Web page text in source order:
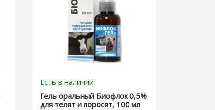
Есть в наличии
Гель оральный Биофлок 0,5%
для телят и поросят, 100 мл